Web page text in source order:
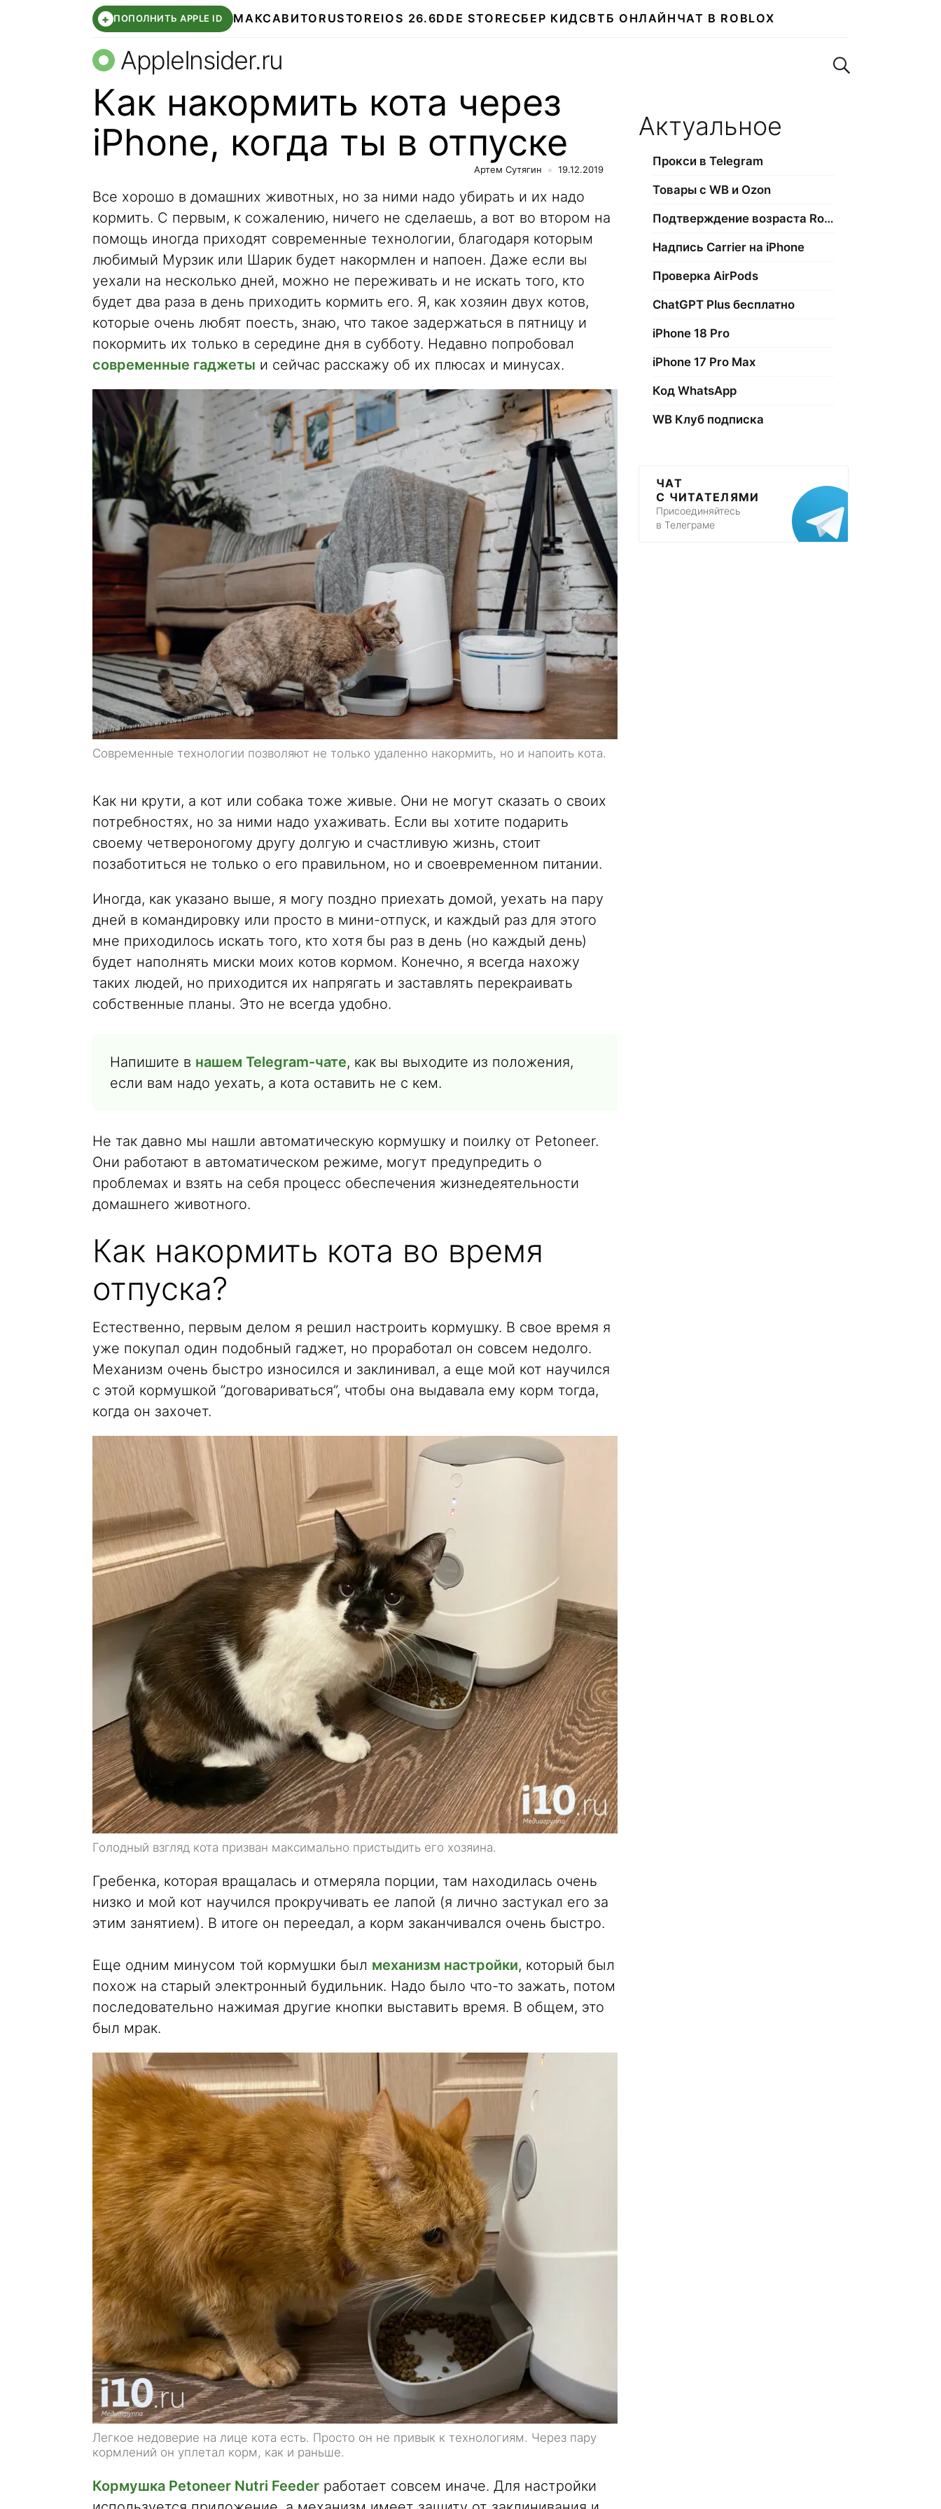
+ ПОПОЛНИТЬ APPLE ID МАКСАВИТО RUSTOREIOS 26.6DDE STORE СБЕР КИДСВТБ ОНЛАЙН ЧАТ В ROBLOX
AppleInsider.ru Поиск по сайту
Как накормить кота через
iPhone, когда ты в отпуске
Артем Сутягин 19.12.2019
Все хорошо в домашних животных, но за ними надо убирать и их надо
кормить. С первым, к сожалению, ничего не сделаешь, а вот во втором на
помощь иногда приходят современные технологии, благодаря которым
любимый Мурзик или Шарик будет накормлен и напоен. Даже если вы
уехали на несколько дней, можно не переживать и не искать того, кто
будет два раза в день приходить кормить его. Я, как хозяин двух котов,
которые очень любят поесть, знаю, что такое задержаться в пятницу и
покормить их только в середине дня в субботу. Недавно попробовал
современные гаджеты и сейчас расскажу об их плюсах и минусах.
Современные технологии позволяют не только удаленно накормить, но и напоить кота.
Как ни крути, а кот или собака тоже живые. Они не могут сказать о своих
потребностях, но за ними надо ухаживать. Если вы хотите подарить
своему четвероногому другу долгую и счастливую жизнь, стоит
позаботиться не только о его правильном, но и своевременном питании.
Иногда, как указано выше, я могу поздно приехать домой, уехать на пару
дней в командировку или просто в мини-отпуск, и каждый раз для этого
мне приходилось искать того, кто хотя бы раз в день (но каждый день)
будет наполнять миски моих котов кормом. Конечно, я всегда нахожу
таких людей, но приходится их напрягать и заставлять перекраивать
собственные планы. Это не всегда удобно.
Напишите в нашем Telegram-чате, как вы выходите из положения,
если вам надо уехать, а кота оставить не с кем.
Не так давно мы нашли автоматическую кормушку и поилку от Petoneer.
Они работают в автоматическом режиме, могут предупредить о
проблемах и взять на себя процесс обеспечения жизнедеятельности
домашнего животного.
Как накормить кота во время
отпуска?
Естественно, первым делом я решил настроить кормушку. В свое время я
уже покупал один подобный гаджет, но проработал он совсем недолго.
Механизм очень быстро износился и заклинивал, а еще мой кот научился
с этой кормушкой ”договариваться”, чтобы она выдавала ему корм тогда,
когда он захочет.
Голодный взгляд кота призван максимально пристыдить его хозяина.
Гребенка, которая вращалась и отмеряла порции, там находилась очень
низко и мой кот научился прокручивать ее лапой (я лично застукал его за
этим занятием). В итоге он переедал, а корм заканчивался очень быстро.
Еще одним минусом той кормушки был механизм настройки, который был
похож на старый электронный будильник. Надо было что-то зажать, потом
последовательно нажимая другие кнопки выставить время. В общем, это
был мрак.
Легкое недоверие на лице кота есть. Просто он не привык к технологиям. Через пару
кормлений он уплетал корм, как и раньше.
Кормушка Petoneer Nutri Feeder работает совсем иначе. Для настройки
Актуальное
Прокси в Telegram
Товары с WB и Ozon
Подтверждение возраста Roblox
Надпись Carrier на iPhone
Проверка AirPods
ChatGPT Plus бесплатно
iPhone 18 Pro
iPhone 17 Pro Max
Код WhatsApp
WB Клуб подписка
ЧАТ
С ЧИТАТЕЛЯМИ
Присоединяйтесь
в Телеграме